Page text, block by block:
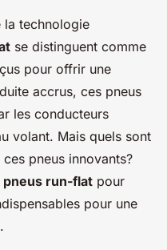
la technologie
se distinguent comme
pour offrir une
accrus, ces pneus
les conducteurs
volant. Mais quels sont
pneus innovants?
pneus run-flat pour
pour une